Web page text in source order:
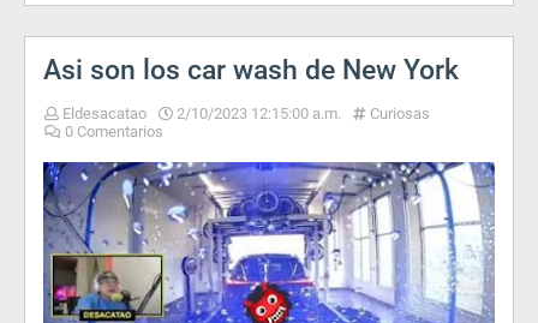
Asi son los car wash de New York
Eldesacatao 2/10/2023 12:15:00 a.m.
Curiosas
0 Comentarios